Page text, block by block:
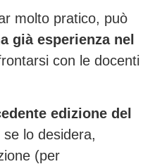
molto pratico, può
già esperienza nel
con le docenti
edizione del
lo desidera,
(per